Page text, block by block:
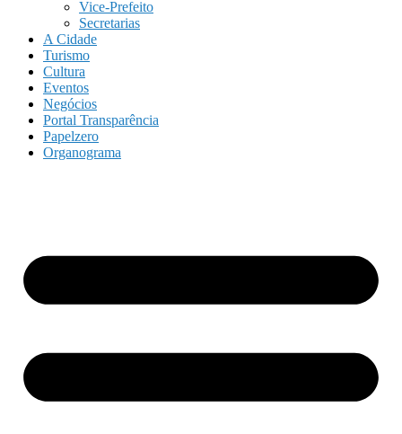
Vice-Prefeito
Secretarias
A Cidade
Turismo
Cultura
Eventos
Negócios
Portal Transparência
Papelzero
Organograma